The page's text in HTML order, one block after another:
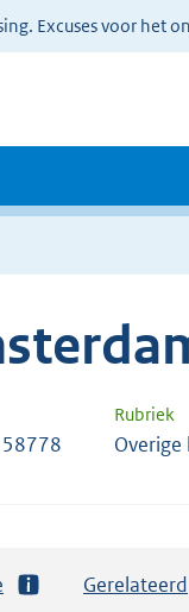
Excuses voor het
Rubriek
Gerelateerd